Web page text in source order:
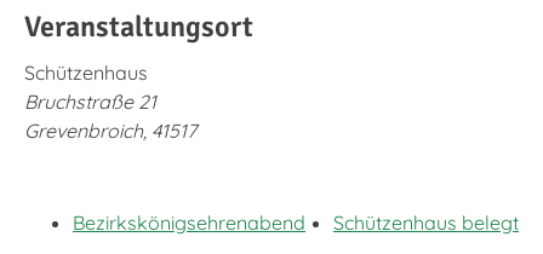
Veranstaltungsort
Schützenhaus
Bruchstraße 21
Grevenbroich, 41517
Bezirkskönigsehrenabend Schützenhaus belegt